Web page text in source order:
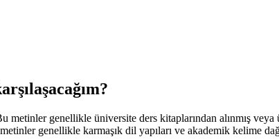
metinler genellikle üniversite ders kitaplarından alınmış
genellikle karmaşık dil yapıları ve akademik kelime